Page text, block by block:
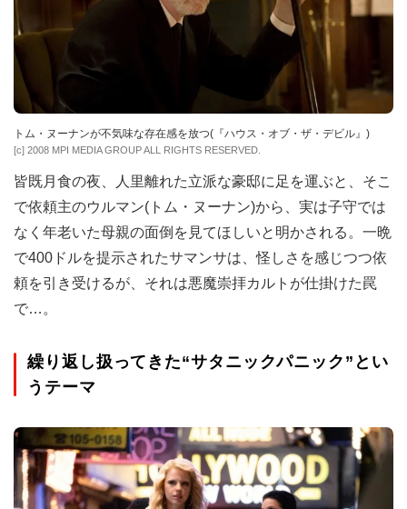
トム・ヌーナンが不気味な存在感を放つ(『ハウス・オブ・ザ・デビル』)
[c] 2008 MPI MEDIA GROUP ALL RIGHTS RESERVED.
皆既月食の夜、人里離れた立派な豪邸に足を運ぶと、そこ
で依頼主のウルマン(トム・ヌーナン)から、実は子守では
なく年老いた母親の面倒を見てほしいと明かされる。一晩
で400ドルを提示されたサマンサは、怪しさを感じつつ依
頼を引き受けるが、それは悪魔崇拝カルトが仕掛けた罠
で…。
繰り返し扱ってきた“サタニックパニック”とい
うテーマ